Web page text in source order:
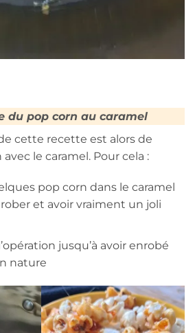
du pop corn au caramel
cette recette est alors de
le caramel. Pour cela :
pop corn dans le caramel
et avoir vraiment un joli
jusqu’à avoir enrobé
nature